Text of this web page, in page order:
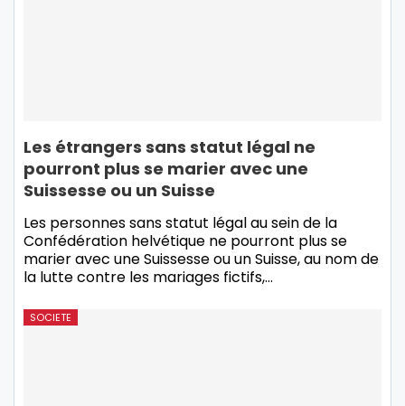
Les étrangers sans statut légal ne
pourront plus se marier avec une
Suissesse ou un Suisse
Les personnes sans statut légal au sein de la
Confédération helvétique ne pourront plus se
marier avec une Suissesse ou un Suisse, au nom de
la lutte contre les mariages fictifs,…
SOCIETE